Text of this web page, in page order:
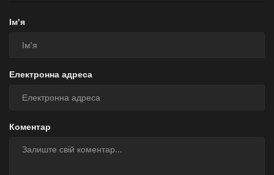
Ім'я
Електронна адреса
Коментар